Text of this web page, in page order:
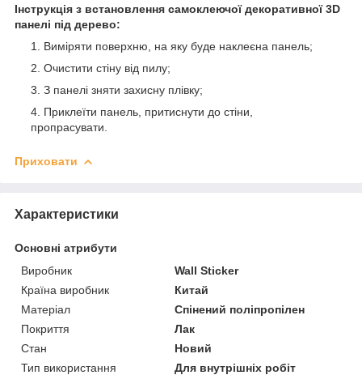
Інструкція з встановлення самоклеючої декоративної 3D
панелі під дерево:
Виміряти поверхню, на яку буде наклеєна панель;
Очистити стіну від пилу;
З панелі зняти захисну плівку;
Приклеїти панель, притиснути до стіни,
пропрасувати.
Приховати
Характеристики
Основні атрибути
Виробник
Wall Sticker
Країна виробник
Китай
Матеріал
Спінений поліпропілен
Покриття
Лак
Стан
Новий
Тип використання
Для внутрішніх робіт